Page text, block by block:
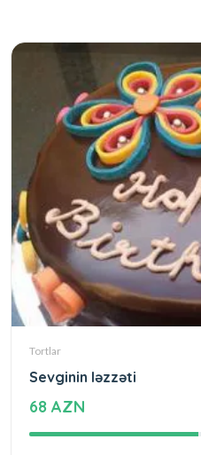
Tortlar
Sevginin ləzzəti
68 AZN